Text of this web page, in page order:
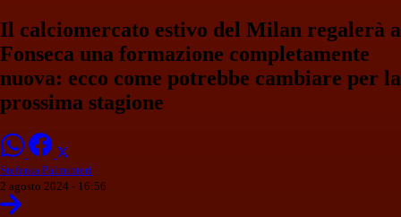
Il calciomercato estivo del Milan regalerà a
Fonseca una formazione completamente
nuova: ecco come potrebbe cambiare per la
prossima stagione
Stefania Palminteri
2 agosto 2024 - 16:56